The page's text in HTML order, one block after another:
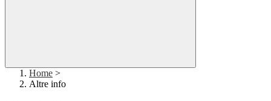
Home >
Altre info